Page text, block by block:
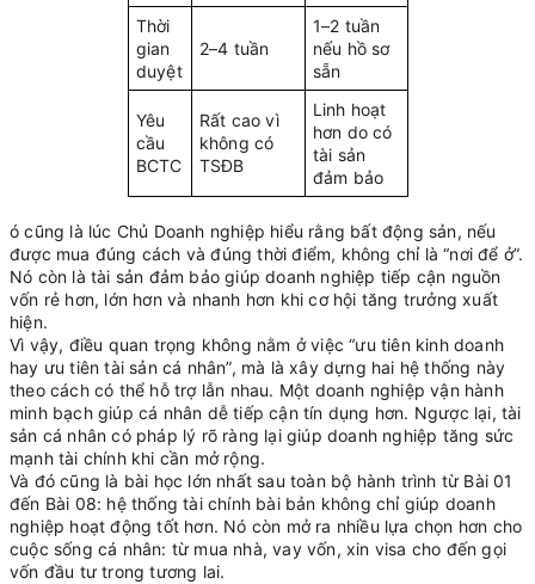
Thời
gian
duyệt
2–4 tuần
1–2 tuần
nếu hồ sơ
sẵn
Yêu
cầu
BCTC
Rất cao vì
không có
TSĐB
Linh hoạt
hơn do có
tài sản
đảm bảo
ó cũng là lúc Chủ Doanh nghiệp hiểu rằng bất động sản, nếu
được mua đúng cách và đúng thời điểm, không chỉ là “nơi để ở”.
Nó còn là tài sản đảm bảo giúp doanh nghiệp tiếp cận nguồn
vốn rẻ hơn, lớn hơn và nhanh hơn khi cơ hội tăng trưởng xuất
hiện.
Vì vậy, điều quan trọng không nằm ở việc “ưu tiên kinh doanh
hay ưu tiên tài sản cá nhân”, mà là xây dựng hai hệ thống này
theo cách có thể hỗ trợ lẫn nhau. Một doanh nghiệp vận hành
minh bạch giúp cá nhân dễ tiếp cận tín dụng hơn. Ngược lại, tài
sản cá nhân có pháp lý rõ ràng lại giúp doanh nghiệp tăng sức
mạnh tài chính khi cần mở rộng.
Và đó cũng là bài học lớn nhất sau toàn bộ hành trình từ Bài 01
đến Bài 08: hệ thống tài chính bài bản không chỉ giúp doanh
nghiệp hoạt động tốt hơn. Nó còn mở ra nhiều lựa chọn hơn cho
cuộc sống cá nhân: từ mua nhà, vay vốn, xin visa cho đến gọi
vốn đầu tư trong tương lai.